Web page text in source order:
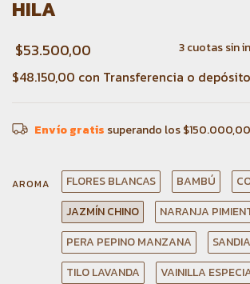
HILA
$53.500,00 3cuotas sin
$48.150,00 con Transferencia o depósito
Envío gratis superando los$150.000,00
AROMA FLORES BLANCAS BAMBÚ
JAZMÍN CHINO
NARANJA
PERA PEPINO MANZANA
TILO LAVANDA
VAINILLA